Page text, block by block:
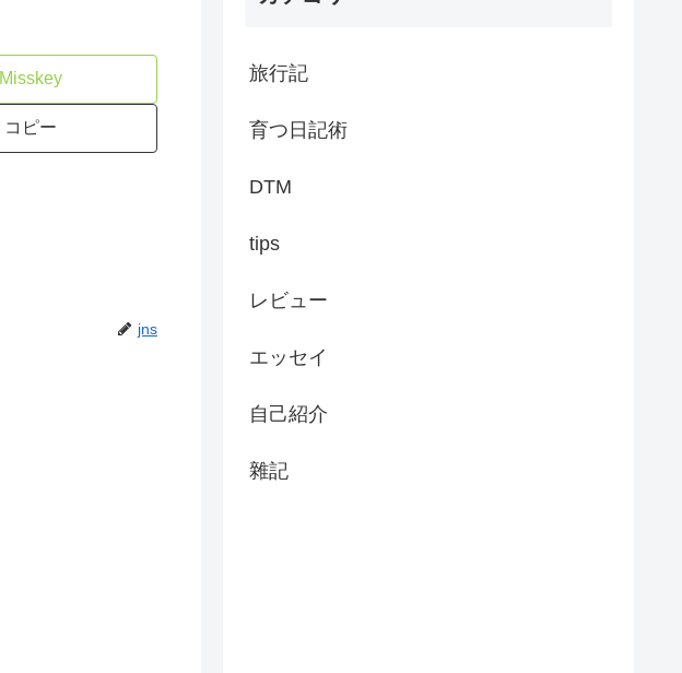
Misskey
コピー
jns
旅行記
育つ日記術
DTM
tips
レビュー
エッセイ
自己紹介
雜記